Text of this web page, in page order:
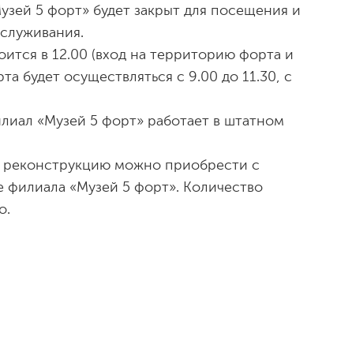
5 форт» будет закрыт для посещения и
в 12.00 (вход на территорию форта и
будет осуществляться с 9.00 до 11.30, с
«Музей 5 форт» работает в штатном
реконструкцию можно приобрести с
филиала «Музей 5 форт». Количество